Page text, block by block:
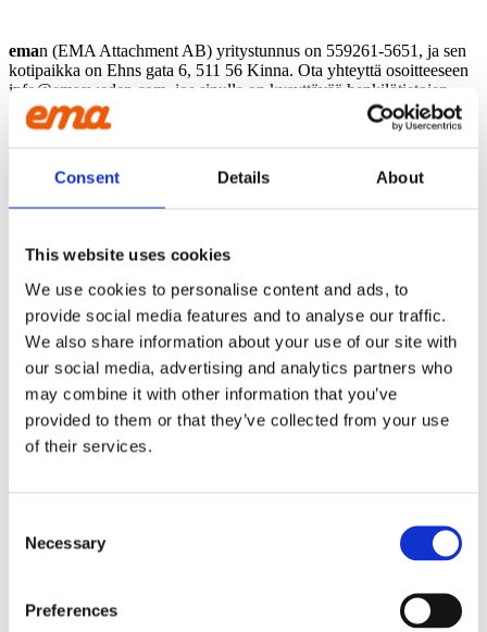
Consent Details About
This website uses cookies
We use cookies to personalise content and ads, to
provide social media features and to analyse our traffic.
We also share information about your use of our site with
our social media, advertising and analytics partners who
may combine it with other information that you’ve
provided to them or that they’ve collected from your use
of their services.
Selection
Necessary
Preferences
eman (EMA Attachment AB) yritystunnus on 559261-5651, ja sen
kotipaikka on Ehns gata 6, 511 56 Kinna. Ota yhteyttä osoitteeseen
info@emasweden.com, jos sinulla on kysyttävää henkilötietojen
käsittelystämme tai tästä tietosuojakäytännöstä.
—-
GDPR
Yleistä
Henkilötietojen käsittelyyn liittyy uusia sääntöjä 25.5.2018 alkaen
EU:n tietosuojauudistuksen ”GDPR” (EU) 2016/679 myötä, minkä
seurauksena henkilötietojen suoja vahvistuu.
Mitä henkilötieto on?
Meillä on mahdollisuus kerätä ja tallentaa nimesi, osoitteesi, henkilö-